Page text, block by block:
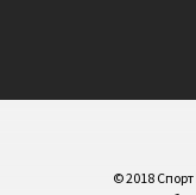
© 2018